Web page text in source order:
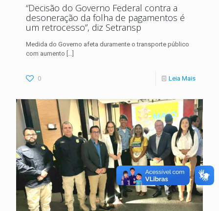
“Decisão do Governo Federal contra a
desoneração da folha de pagamentos é
um retrocesso”, diz Setransp
Medida do Governo afeta duramente o transporte público
com aumento […]
0 Leia Mais